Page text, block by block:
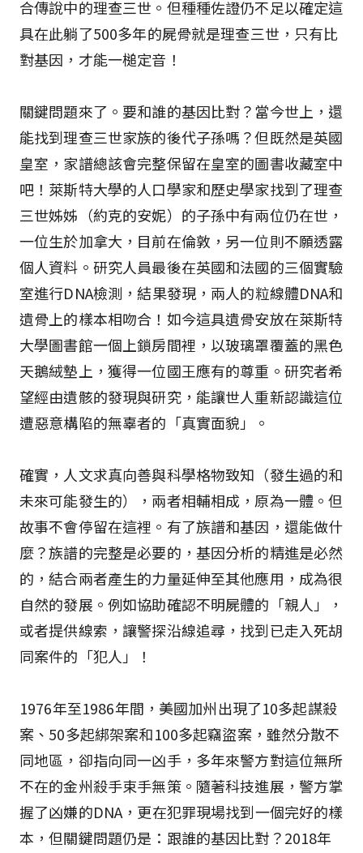
合傳說中的理查三世。但種種佐證仍不足以確定這
具在此躺了500多年的屍骨就是理查三世，只有比
對基因，才能一槌定音！
關鍵問題來了。要和誰的基因比對？當今世上，還
能找到理查三世家族的後代子孫嗎？但既然是英國
皇室，家譜總該會完整保留在皇室的圖書收藏室中
吧！萊斯特大學的人口學家和歷史學家找到了理查
三世姊姊（約克的安妮）的子孫中有兩位仍在世，
一位生於加拿大，目前在倫敦，另一位則不願透露
個人資料。研究人員最後在英國和法國的三個實驗
室進行DNA檢測，結果發現，兩人的粒線體DNA和
遺骨上的樣本相吻合！如今這具遺骨安放在萊斯特
大學圖書館一個上鎖房間裡，以玻璃罩覆蓋的黑色
天鵝絨墊上，獲得一位國王應有的尊重。研究者希
望經由遺骸的發現與研究，能讓世人重新認識這位
遭惡意構陷的無辜者的「真實面貌」。
確實，人文求真向善與科學格物致知（發生過的和
未來可能發生的），兩者相輔相成，原為一體。但
故事不會停留在這裡。有了族譜和基因，還能做什
麼？族譜的完整是必要的，基因分析的精進是必然
的，結合兩者產生的力量延伸至其他應用，成為很
自然的發展。例如協助確認不明屍體的「親人」，
或者提供線索，讓警探沿線追尋，找到已走入死胡
同案件的「犯人」！
1976年至1986年間，美國加州出現了10多起謀殺
案、50多起綁架案和100多起竊盜案，雖然分散不
同地區，卻指向同一凶手，多年來警方對這位無所
不在的金州殺手束手無策。隨著科技進展，警方掌
握了凶嫌的DNA，更在犯罪現場找到一個完好的樣
本，但關鍵問題仍是：跟誰的基因比對？2018年